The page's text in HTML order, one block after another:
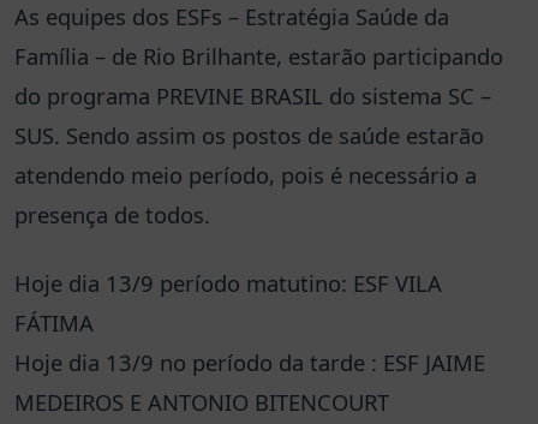
As equipes dos ESFs – Estratégia Saúde da
Família – de Rio Brilhante, estarão participando
do programa PREVINE BRASIL do sistema SC –
SUS. Sendo assim os postos de saúde estarão
atendendo meio período, pois é necessário a
presença de todos.
Hoje dia 13/9 período matutino: ESF VILA
FÁTIMA
Hoje dia 13/9 no período da tarde : ESF JAIME
MEDEIROS E ANTONIO BITENCOURT